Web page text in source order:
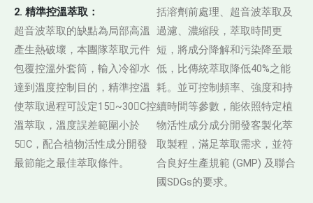
2. 精準控溫萃取：
超音波萃取的缺點為局部高溫
產生熱破壞，本團隊萃取元件
包覆控溫外套筒，輸入冷卻水
達到溫度控制目的，精準控溫
使萃取過程可設定15~30C控
溫萃取，溫度誤差範圍小於
5C，配合植物活性成分開發
最節能之最佳萃取條件。
括溶劑前處理、超音波萃取及
過濾、濃縮段，萃取時間更
短，將成分降解和污染降至最
低，比傳統萃取降低40%之能
耗。並可控制頻率、強度和持
續時間等參數，能依照特定植
物活性成分成分開發客製化萃
取製程，滿足萃取需求，並符
合良好生產規範 (GMP) 及聯合
國SDGs的要求。